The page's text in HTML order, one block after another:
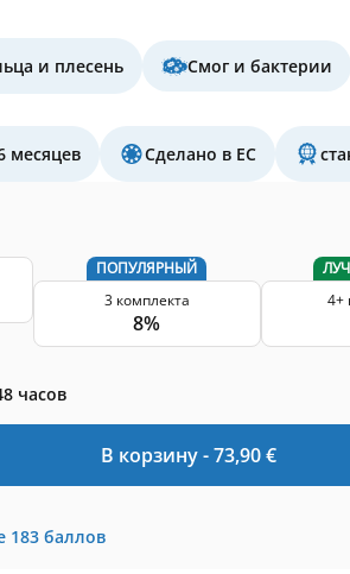
и плесень
Смог и бактерии
месяцев Сделано в ЕС
ПОПУЛЯРНЫЙ
3 комплекта
8%
4+
часов
В корзину -73,90 €
183 баллов